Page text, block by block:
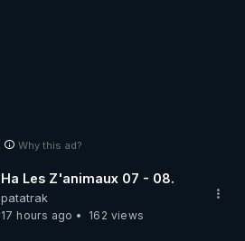
Why this ad?
Ha Les Z'animaux 07 - 08.
patatrak
17 hours ago
162 views